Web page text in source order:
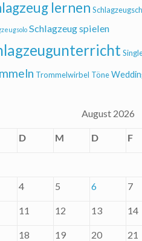
lernen
Schlagzeug spielen
Trommelwirbel Töne
August 2026
D M D F
4 5 6 7
11 12 13 14
18 19 20 21